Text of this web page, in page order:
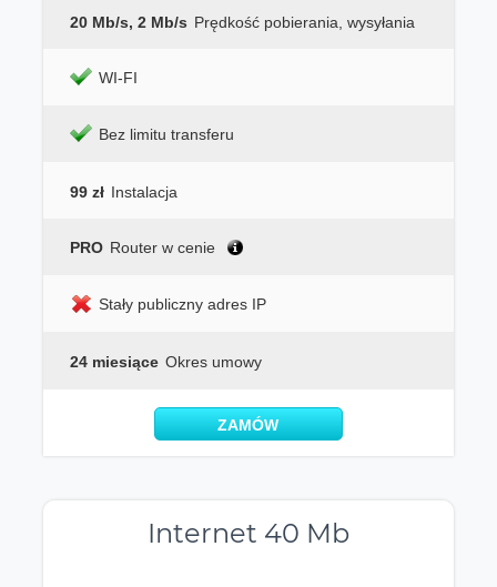
20 Mb/s, 2 Mb/s Prędkość pobierania, wysyłania
WI-FI
Bez limitu transferu
99 zł Instalacja
PRO Router w cenie
Stały publiczny adres IP
24 miesiące Okres umowy
ZAMÓW
Internet 40 Mb